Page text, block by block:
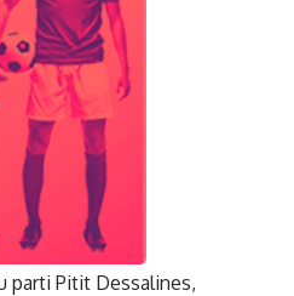
parti Pitit Dessalines,